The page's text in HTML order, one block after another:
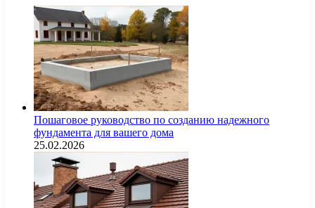
Пошаговое руководство по созданию надежного
фундамента для вашего дома
25.02.2026